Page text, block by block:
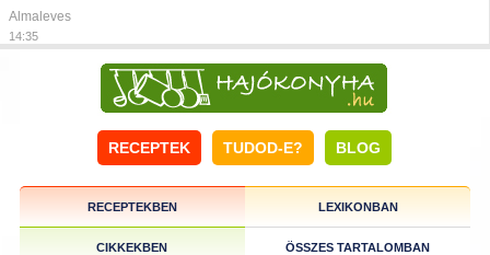
Almaleves
14:35
RECEPTEK TUDOD-E? BLOG
RECEPTEKBEN LEXIKONBAN
CIKKEKBEN ÖSSZES TARTALOMBAN